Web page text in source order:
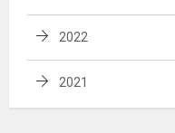
2022
2021